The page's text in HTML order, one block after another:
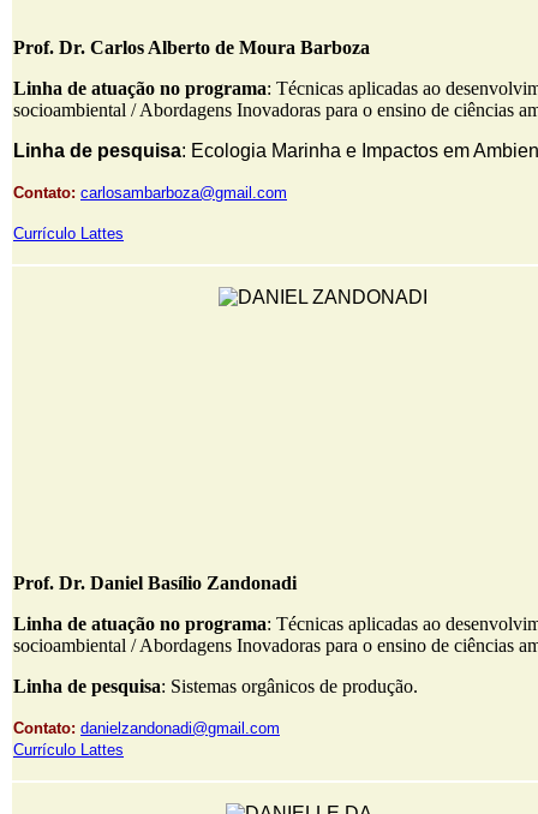
Prof. Dr. Carlos Alberto de Moura Barboza
Linha de atuação no programa: Técnicas aplicadas ao
socioambiental / Abordagens Inovadoras para o ensino de ciências
Linha de pesquisa: Ecologia Marinha e Impactos em
Contato: carlosambarboza@gmail.com
Currículo Lattes
Prof. Dr. Daniel Basílio Zandonadi
Linha de atuação no programa: Técnicas aplicadas ao
socioambiental / Abordagens Inovadoras para o ensino de ciências
Linha de pesquisa: Sistemas orgânicos de produção.
Contato: danielzandonadi@gmail.com
Currículo Lattes